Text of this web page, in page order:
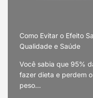
Como Evitar o Efeito
Qualidade e Saúde
Você sabia que 95%
fazer dieta e perdem
peso…